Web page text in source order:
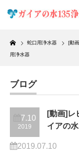
Home
蛇口用浄水器 [動
用浄水器
ブログ
7.10
2019
[動画]レ
イアの
2019.07.10